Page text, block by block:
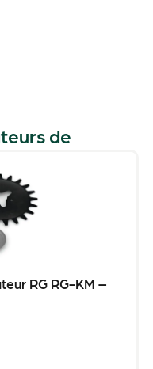
de
RG RG-KM –